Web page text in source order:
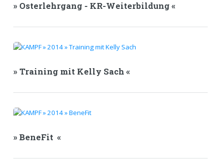
» Osterlehrgang - KR-Weiterbildung «
» Training mit Kelly Sach «
» BeneFit «